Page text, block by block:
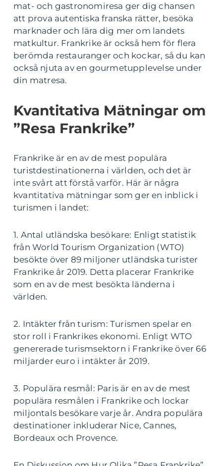
mat- och gastronomiresa ger dig chansen
att prova autentiska franska rätter, besöka
marknader och lära dig mer om landets
matkultur. Frankrike är också hem för flera
berömda restauranger och kockar, så du kan
också njuta av en gourmetupplevelse under
din matresa.
Kvantitativa Mätningar om
”Resa Frankrike”
Frankrike är en av de mest populära
turistdestinationerna i världen, och det är
inte svårt att förstå varför. Här är några
kvantitativa mätningar som ger en inblick i
turismen i landet:
1. Antal utländska besökare: Enligt statistik
från World Tourism Organization (WTO)
besökte över 89 miljoner utländska turister
Frankrike år 2019. Detta placerar Frankrike
som en av de mest besökta länderna i
världen.
2. Intäkter från turism: Turismen spelar en
stor roll i Frankrikes ekonomi. Enligt WTO
genererade turismsektorn i Frankrike över 66
miljarder euro i intäkter år 2019.
3. Populära resmål: Paris är en av de mest
populära resmålen i Frankrike och lockar
miljontals besökare varje år. Andra populära
destinationer inkluderar Nice, Cannes,
Bordeaux och Provence.